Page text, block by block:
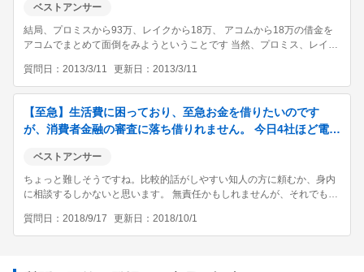
ベストアンサー
結局、プロミスから93万、レイクから18万、 アコムから18万の借金を
アコムでまとめて面倒をみようということです 当然、プロミス、レイ
倍になるので、今度は本当に多重債務でのた打ち回ります そして自己破
産です。 他は全て解...
質問日 2013/3/11 更新日 2013/3/11
【至急】生活費に困っており、至急お金を借りたいのです
が、消費者金融の審査に落ち借りれません。 今日4社ほど電話
ベストアンサー
ちょっと難しそうですね。比較的話がしやすい知人の方に頼むか、身内
に相談するしかないと思います。 無責任かもしれませんが、それでも非
質問日
2018/9/17 更新日 2018/10/1